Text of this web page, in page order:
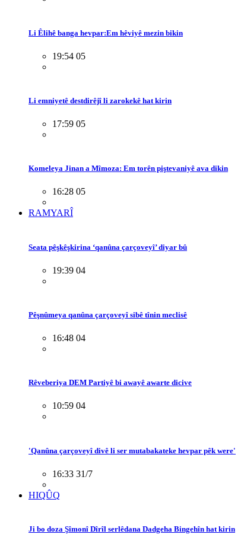
Li Êlihê banga hevpar:Em hêviyê mezin bikin
19:54 05
Li emniyetê destdirêjî li zarokekê hat kirin
17:59 05
Komeleya Jinan a Mîmoza: Em torên piştevaniyê ava dikin
16:28 05
RAMYARÎ
Seata pêşkêşkirina ‘qanûna çarçoveyî’ diyar bû
19:39 04
Pêşnûmeya qanûna çarçoveyî sibê tînin meclisê
16:48 04
Rêveberiya DEM Partiyê bi awayê awarte dicive
10:59 04
'Qanûna çarçoveyî divê li ser mutabakateke hevpar pêk were'
16:33 31/7
HIQÛQ
Ji bo doza Şîmonî Dîrîl serlêdana Dadgeha Bingehîn hat kirin